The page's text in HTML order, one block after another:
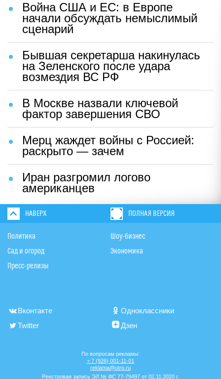
Война США и ЕС: в Европе
начали обсуждать немыслимый
сценарий
Бывшая секретарша накинулась
на Зеленского после удара
возмездия ВС РФ
В Москве назвали ключевой
фактор завершения СВО
Мерц жаждет войны с Россией:
раскрыто — зачем
Иран разгромил логово
американцев
НАВЕРХ ПОЛНАЯ ВЕРСИЯ
Политика
Сад и огород
Пресс-релизы
Шоу-бизнес
Экономика
Вконтакте
Одноклассники
Twitter
Дзен
По вопросам рекламы:
+ 7 (926) 001-11-01
reklama@utro.ru
Реестровая запись ЭЛ № ФС 77-79497 от 02.11.2020 г.